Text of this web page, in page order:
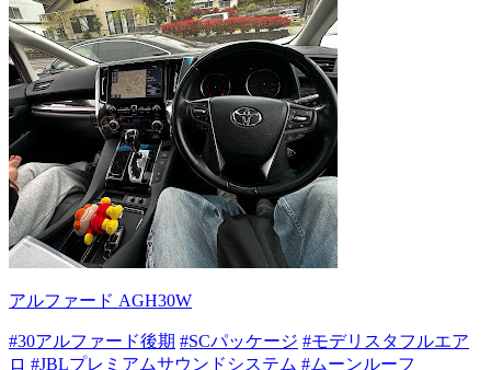
アルファード AGH30W
#30アルファード後期 #SCパッケージ #モデリスタフルエア
ロ #JBLプレミアムサウンドシステム #ムーンルーフ